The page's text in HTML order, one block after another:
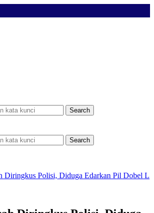
Search
Search
Diringkus Polisi, Diduga Edarkan Pil Dobel L